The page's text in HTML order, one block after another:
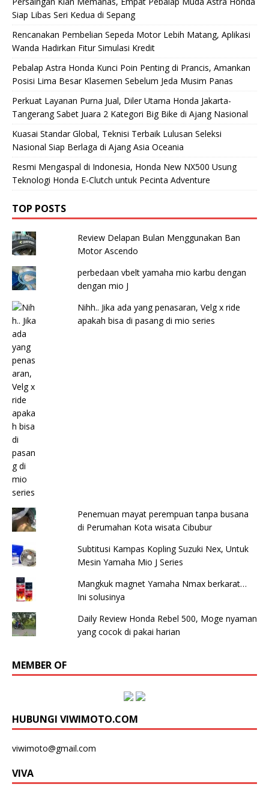
Siap Libas Seri Kedua di Sepang
Rencanakan Pembelian Sepeda Motor Lebih Matang, Aplikasi
Wanda Hadirkan Fitur Simulasi Kredit
Pebalap Astra Honda Kunci Poin Penting di Prancis, Amankan
Posisi Lima Besar Klasemen Sebelum Jeda Musim Panas
Perkuat Layanan Purna Jual, Diler Utama Honda Jakarta-
Tangerang Sabet Juara 2 Kategori Big Bike di Ajang Nasional
Kuasai Standar Global, Teknisi Terbaik Lulusan Seleksi
Nasional Siap Berlaga di Ajang Asia Oceania
Resmi Mengaspal di Indonesia, Honda New NX500 Usung
Teknologi Honda E-Clutch untuk Pecinta Adventure
TOP POSTS
Review Delapan Bulan Menggunakan Ban
Motor Ascendo
perbedaan vbelt yamaha mio karbu dengan
dengan mio J
Nihh.. Jika ada yang penasaran, Velg x ride
apakah bisa di pasang di mio series
Penemuan mayat perempuan tanpa busana
di Perumahan Kota wisata Cibubur
Subtitusi Kampas Kopling Suzuki Nex, Untuk
Mesin Yamaha Mio J Series
Mangkuk magnet Yamaha Nmax berkarat…
Ini solusinya
Daily Review Honda Rebel 500, Moge nyaman
yang cocok di pakai harian
MEMBER OF
HUBUNGI VIWIMOTO.COM
viwimoto@gmail.com
VIVA